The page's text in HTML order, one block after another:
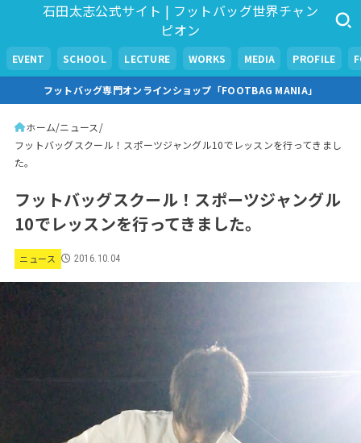
石田太志公式サイト | フットバッグ世界チャン
ピオン
EVENT SCHOOL LECTURE WORKS MEDIA PROFILE
フットバッグ専門オンラインショップ「FOOTBAG MANIA」
ホーム ニュース
フットバッグスクール！スポーツジャングル10でレッスンを行ってきまし
た。
フットバッグスクール！スポーツジャングル
10でレッスンを行ってきました。
ニュース 2016.10.04